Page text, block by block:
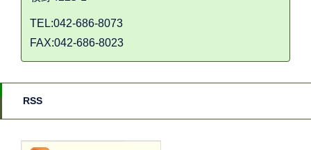
TEL:042-686-8073
FAX:042-686-8023
RSS